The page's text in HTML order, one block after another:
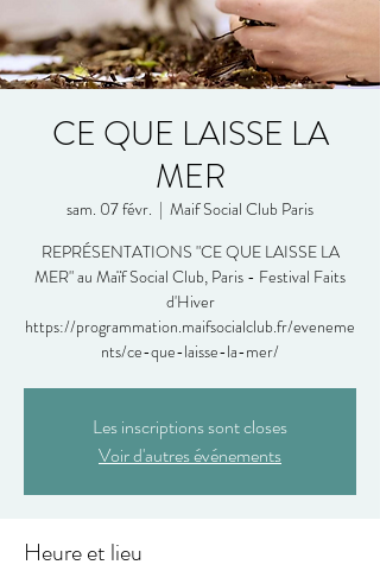
CE QUE LAISSE LA
MER
sam. 07 févr.
  |
Maif Social Club Paris
REPRÉSENTATIONS "CE QUE LAISSE LA
MER" au Maïf Social Club, Paris - Festival Faits
d'Hiver
https://programmation.maifsocialclub.fr/eveneme
Les inscriptions sont closes
Voir d'autres événements
Heure et lieu